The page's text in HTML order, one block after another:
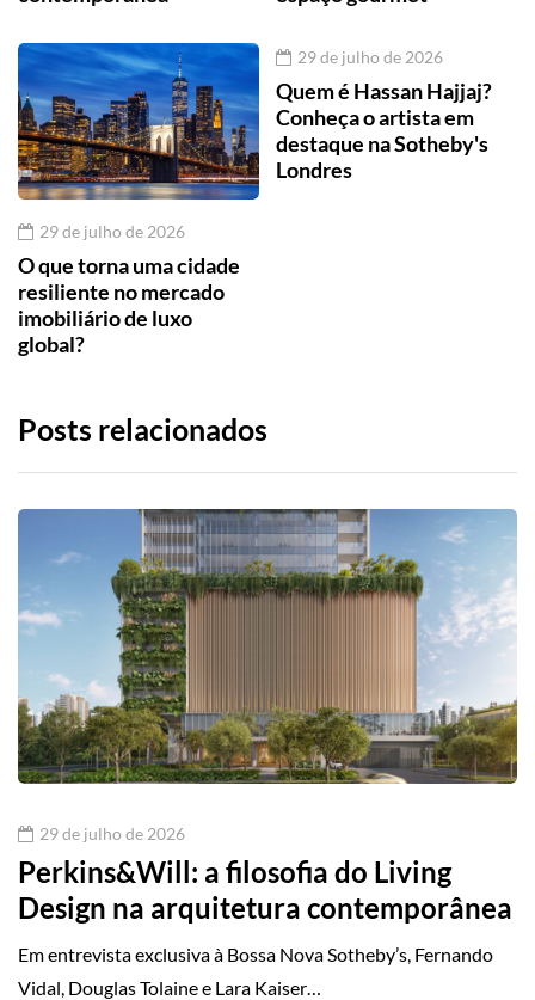
29 de julho de 2026
O que torna uma cidade
resiliente no mercado
imobiliário de luxo
global?
29 de julho de 2026
Quem é Hassan Hajjaj?
Conheça o artista em
destaque na Sotheby's
Londres
Posts relacionados
29 de julho de 2026
Perkins&Will: a filosofia do Living
Design na arquitetura contemporânea
Em entrevista exclusiva à Bossa Nova Sotheby’s, Fernando
Vidal, Douglas Tolaine e Lara Kaiser…